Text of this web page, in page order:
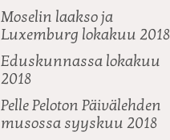
Moselin laakso ja
Luxemburg lokakuu 2018
Eduskunnassa lokakuu
2018
Pelle Peloton Päivälehden
musossa syyskuu 2018